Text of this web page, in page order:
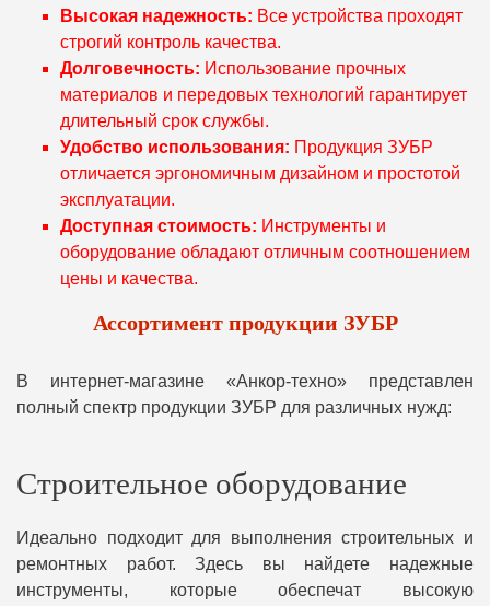
Высокая надежность: Все устройства проходят
строгий контроль качества.
Долговечность: Использование прочных
материалов и передовых технологий гарантирует
длительный срок службы.
Удобство использования: Продукция ЗУБР
отличается эргономичным дизайном и простотой
эксплуатации.
Доступная стоимость: Инструменты и
оборудование обладают отличным соотношением
цены и качества.
Ассортимент продукции ЗУБР
В интернет-магазине «Анкор-техно» представлен
полный спектр продукции ЗУБР для различных нужд:
Строительное оборудование
Идеально подходит для выполнения строительных и
ремонтных работ. Здесь вы найдете надежные
инструменты, которые обеспечат высокую